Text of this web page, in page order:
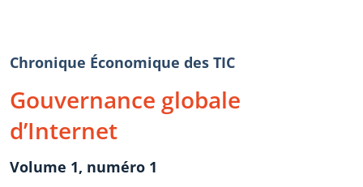
Chronique Économique des TIC
Gouvernance globale
d’Internet
Volume 1, numéro 1